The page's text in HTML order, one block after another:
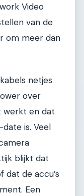
Video
van de
om meer dan
netjes
over
werkt en dat
is. Veel
blijkt dat
dat de accu’s
Een